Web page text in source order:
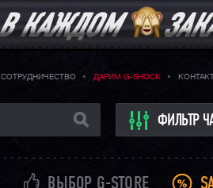
СОТРУДНИЧЕСТВО ДАРИМ G-SHOCK
ФИЛЬТР
ВЫБОР G-STORE